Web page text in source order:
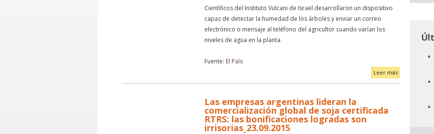
Científicos del Instituto Vulcani de Israel desarrollaron un dispositivo
capaz de detectar la humedad de los árboles y enviar un correo
electrónico o mensaje al teléfono del agricultor cuando varían los
niveles de agua en la planta.
Fuente: El País
Leer más
Las empresas argentinas lideran la
comercialización global de soja certificada
RTRS: las bonificaciones logradas son
irrisorias_23.09.2015